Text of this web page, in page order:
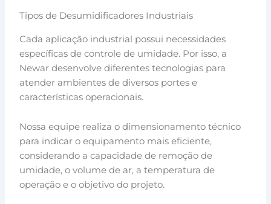
Tipos de Desumidificadores Industriais
Cada aplicação industrial possui necessidades
específicas de controle de umidade. Por isso, a
Newar desenvolve diferentes tecnologias para
atender ambientes de diversos portes e
características operacionais.
Nossa equipe realiza o dimensionamento técnico
para indicar o equipamento mais eficiente,
considerando a capacidade de remoção de
umidade, o volume de ar, a temperatura de
operação e o objetivo do projeto.